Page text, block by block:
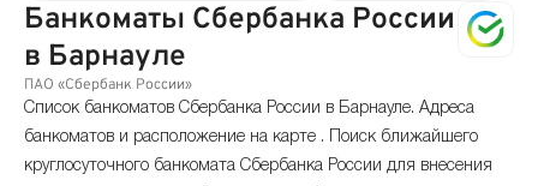
Банкоматы Сбербанка России
в Барнауле
ПАО «Сбербанк России»
Список банкоматов Сбербанка России в Барнауле. Адреса
банкоматов и расположение на карте . Поиск ближайшего
круглосуточного банкомата Сбербанка России для внесения